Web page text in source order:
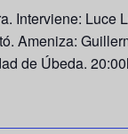
Interviene: Luce
Ameniza:
de Úbeda.